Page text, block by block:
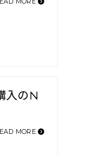
入のN
MORE